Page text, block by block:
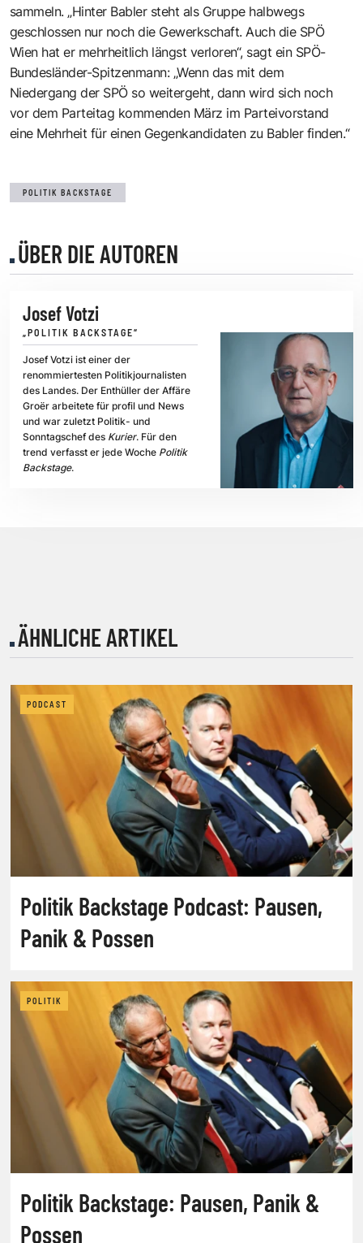
sammeln. „Hinter Babler steht als Gruppe halbwegs
geschlossen nur noch die Gewerkschaft. Auch die SPÖ
Wien hat er mehrheitlich längst verloren“, sagt ein SPÖ-
Bundesländer-Spitzenmann: „Wenn das mit dem
Niedergang der SPÖ so weitergeht, dann wird sich noch
vor dem Parteitag kommenden März im Parteivorstand
eine Mehrheit für einen Gegenkandidaten zu Babler finden.“
POLITIK BACKSTAGE
ÜBER DIE AUTOREN
Josef Votzi
„POLITIK BACKSTAGE“
Josef Votzi ist einer der
renommiertesten Politikjournalisten
des Landes. Der Enthüller der Affäre
Groër arbeitete für profil und News
und war zuletzt Politik- und
Sonntagschef des Kurier. Für den
trend verfasst er jede Woche Politik
Backstage.
ÄHNLICHE ARTIKEL
PODCAST
Politik Backstage Podcast: Pausen,
Panik & Possen
POLITIK
Politik Backstage: Pausen, Panik &
Possen